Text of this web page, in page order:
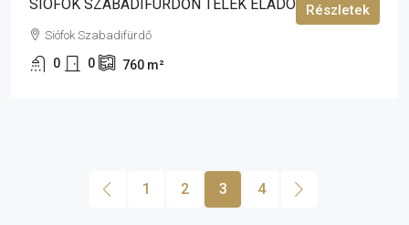
SIÓFOK SZABADIFÜRDŐN TELEK ELADÓ!
Siófok Szabadifürdő
0 0 760 m²
Részletek
1 2 3 4